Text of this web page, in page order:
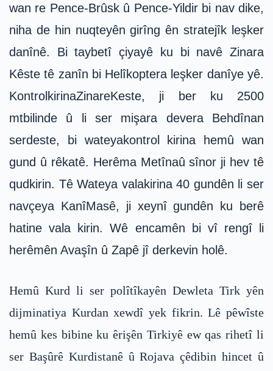
wan re Pence-Brûsk û Pence-Yildir bi nav dike,
niha de hin nuqteyên girîng ên stratejîk leşker
danînê. Bi taybetî çiyayê ku bi navê Zinara
Kêste tê zanîn bi Helîkoptera leşker danîye yê.
KontrolkirinaZinareKeste, ji ber ku 2500
mtbilinde û li ser mişara devera Behdînan
serdeste, bi wateyakontrol kirina hemû wan
gund û rêkatê. Herêma Metînaû sînor ji hev tê
qudkirin. Tê Wateya valakirina 40 gundên li ser
navçeya KanîMasê, ji xeynî gundên ku berê
hatine vala kirin. Wê encamên bi vî rengî li
herêmên Avaşîn û Zapê jî derkevin holê.
Hemû Kurd li ser polîtîkayên Dewleta Tirk yên
dijminatiya Kurdan xewdî yek fikrin. Lê pêwîste
hemû kes bibine ku êrişên Tirkiyê ew qas rihetî li
ser Başûrê Kurdistanê û Rojava çêdibin hincet û